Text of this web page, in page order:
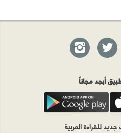
أبجد مجاناً
للقراءة العربية